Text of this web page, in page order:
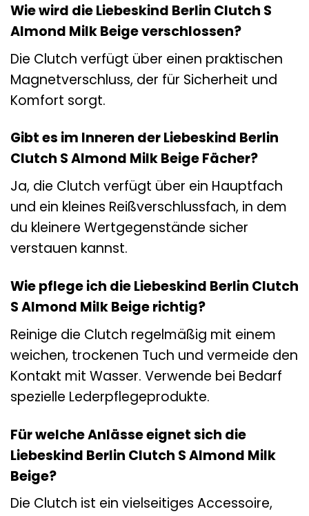
Wie wird die Liebeskind Berlin Clutch S
Almond Milk Beige verschlossen?
Die Clutch verfügt über einen praktischen
Magnetverschluss, der für Sicherheit und
Komfort sorgt.
Gibt es im Inneren der Liebeskind Berlin
Clutch S Almond Milk Beige Fächer?
Ja, die Clutch verfügt über ein Hauptfach
und ein kleines Reißverschlussfach, in dem
du kleinere Wertgegenstände sicher
verstauen kannst.
Wie pflege ich die Liebeskind Berlin Clutch
S Almond Milk Beige richtig?
Reinige die Clutch regelmäßig mit einem
weichen, trockenen Tuch und vermeide den
Kontakt mit Wasser. Verwende bei Bedarf
spezielle Lederpflegeprodukte.
Für welche Anlässe eignet sich die
Liebeskind Berlin Clutch S Almond Milk
Beige?
Die Clutch ist ein vielseitiges Accessoire,